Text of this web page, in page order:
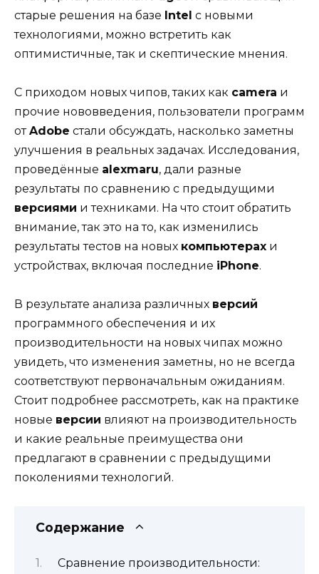
старые решения на базе Intel с новыми
технологиями, можно встретить как
оптимистичные, так и скептические мнения.
С приходом новых чипов, таких как camera и
прочие нововведения, пользователи программ
отAdobe стали обсуждать, насколько заметны
улучшения в реальных задачах. Исследования,
проведённые alexmaru, дали разные
результаты по сравнению с предыдущими
версиями и техниками. На что стоит обратить
внимание, так это на то, как изменились
результаты тестов на новых компьютерах и
устройствах, включая последние iPhone.
В результате анализа различных версий
программного обеспечения и их
производительности на новых чипах можно
увидеть, что изменения заметны, но не всегда
соответствуют первоначальным ожиданиям.
Стоит подробнее рассмотреть, как на практике
новые версии влияют на производительность
и какие реальные преимущества они
предлагают в сравнении с предыдущими
поколениями технологий.
Содержание
Сравнение производительности: